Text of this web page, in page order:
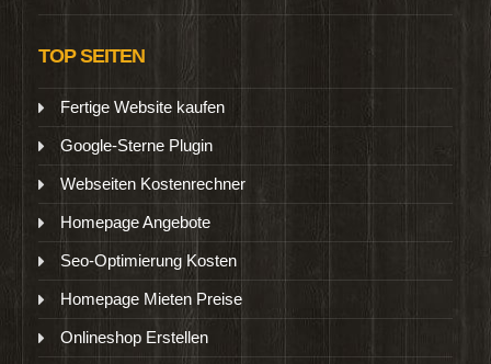
TOP SEITEN
Fertige Website kaufen
Google-Sterne Plugin
Webseiten Kostenrechner
Homepage Angebote
Seo-Optimierung Kosten
Homepage Mieten Preise
Onlineshop Erstellen